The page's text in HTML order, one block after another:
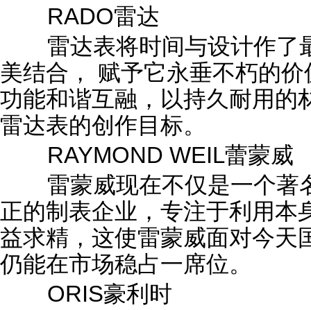
RADO雷达
雷达表将时间与设计作了
美结合， 赋予它永垂不朽的
功能和谐互融，以持久耐用的
雷达表的创作目标。
RAYMOND WEIL蕾蒙威
雷蒙威现在不仅是一个著
正的制表企业，专注于利用本
益求精，这使雷蒙威面对今天
仍能在市场稳占一席位。
ORIS豪利时